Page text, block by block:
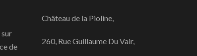
de
Château de la Pioline,
260, Rue Guillaume Du Vair,